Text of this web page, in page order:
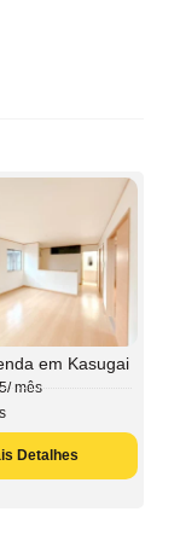
em Kasugai
/ mês
Detalhes